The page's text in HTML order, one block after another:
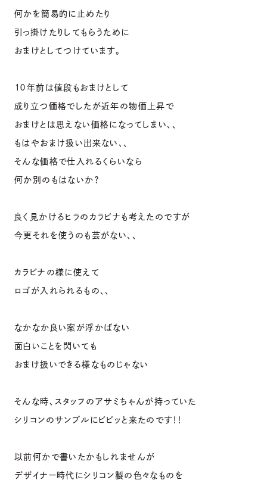
何かを簡易的に止めたり
引っ掛けたりしてもらうために
おまけとしてつけています。
１０年前は値段もおまけとして
成り立つ価格でしたが近年の物価上昇で
おまけとは思えない価格になってしまい、、
もはやおまけ扱い出来ない、、
そんな価格で仕入れるくらいなら
何か別のもはないか？
良く見かけるヒラのカラビナも考えたのですが
今更それを使うのも芸がない、、
カラビナの様に使えて
ロゴが入れられるもの、、
なかなか良い案が浮かばない
面白いことを閃いても
おまけ扱いできる様なものじゃない
そんな時、スタッフのアサミちゃんが持っていた
シリコンのサンプルにビビッと来たのです！！
以前何かで書いたかもしれませんが
デザイナー時代にシリコン製の色々なものを